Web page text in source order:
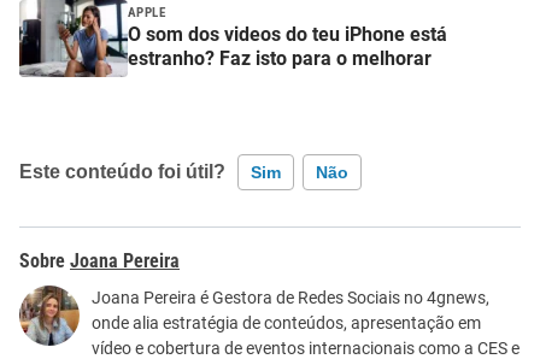
APPLE
O som dos videos do teu iPhone está
estranho? Faz isto para o melhorar
Este conteúdo foi útil? Sim Não
Este conteúdo contém informação incorreta
Este conteúdo não tem a informação que procuro
Outro
Joana Pereira
Joana Pereira é Gestora de Redes Sociais no 4gnews,
onde alia estratégia de conteúdos, apresentação em
vídeo e cobertura de eventos internacionais como a CES e